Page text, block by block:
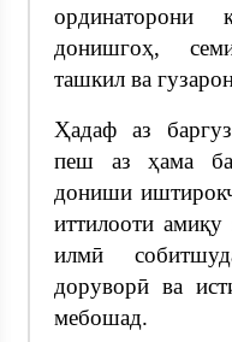
ординаторони
донишгоҳ,
ташкил ва
Ҳадаф аз
пеш аз ҳама
дониши
иттилооти
илмӣ
доруворӣ ва
мебошад.